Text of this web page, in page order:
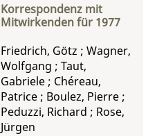
Korrespondenz mit
Mitwirkenden für 1977
Friedrich, Götz ; Wagner,
Wolfgang ; Taut,
Gabriele ; Chéreau,
Patrice ; Boulez, Pierre ;
Peduzzi, Richard ; Rose,
Jürgen